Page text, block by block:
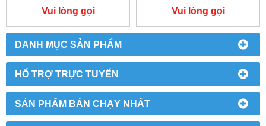
DANH MỤC SẢN PHẨM
HỔ TRỢ TRỰC TUYẾN
SẢN PHẨM BÁN CHẠY NHẤT
Vui lòng gọi Vui lòng gọi